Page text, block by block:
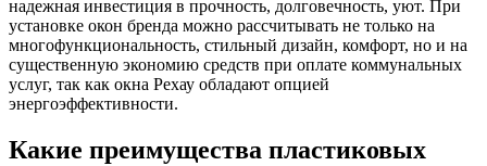
надежная инвестиция в прочность, долговечность, уют. При
установке окон бренда можно рассчитывать не только на
многофункциональность, стильный дизайн, комфорт, но и на
существенную экономию средств при оплате коммунальных
услуг, так как окна Рехау обладают опцией
энергоэффективности.
Какие преимущества пластиковых